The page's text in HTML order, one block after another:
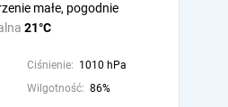
21°C
małe, pogodnie
Ciśnienie: 1010 hPa
Wilgotność: 86%